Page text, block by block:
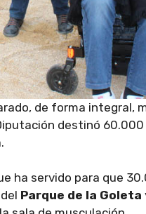
de forma integral,
destinó
ha servido para que
Parque de la Goleta